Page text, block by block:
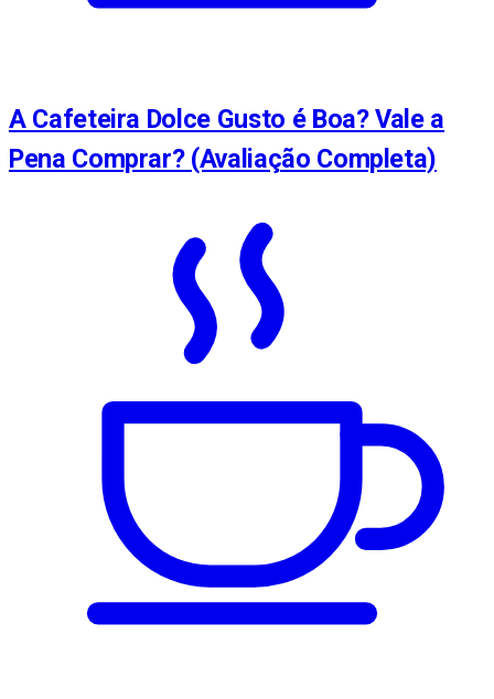
A Cafeteira Dolce Gusto é Boa? Vale a
Pena Comprar? (Avaliação Completa)